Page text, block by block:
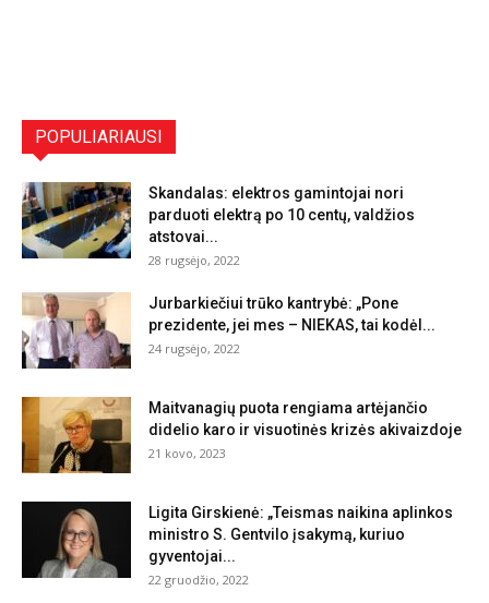
POPULIARIAUSI
Skandalas: elektros gamintojai nori
parduoti elektrą po 10 centų, valdžios
atstovai...
28 rugsėjo, 2022
Jurbarkiečiui trūko kantrybė: „Pone
prezidente, jei mes – NIEKAS, tai kodėl...
24 rugsėjo, 2022
Maitvanagių puota rengiama artėjančio
didelio karo ir visuotinės krizės akivaizdoje
21 kovo, 2023
Ligita Girskienė: „Teismas naikina aplinkos
ministro S. Gentvilo įsakymą, kuriuo
gyventojai...
22 gruodžio, 2022